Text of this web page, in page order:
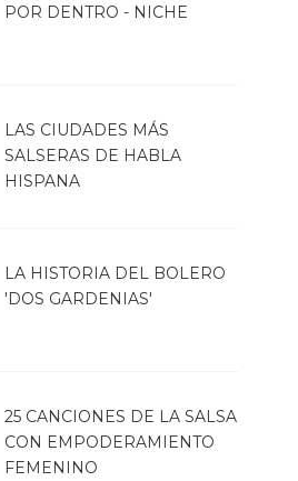
POR DENTRO - NICHE
LAS CIUDADES MÁS
SALSERAS DE HABLA
HISPANA
LA HISTORIA DEL BOLERO
'DOS GARDENIAS'
25 CANCIONES DE LA SALSA
CON EMPODERAMIENTO
FEMENINO